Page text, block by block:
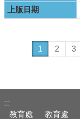
私
權
策
1 2
3
:::
教育處
教育處